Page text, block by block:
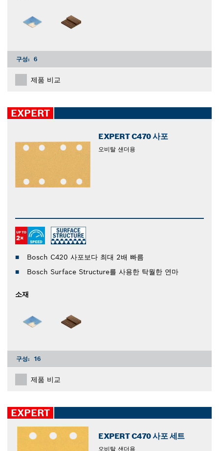
구성: 6
제품 비교
EXPERT
EXPERT C470 사포
오비탈 샌더용
Bosch C420 사포보다 최대 2배 빠름
Bosch Surface Structure를 사용한 탁월한 연마
소재
구성: 16
제품 비교
EXPERT
EXPERT C470 사포 세트
오비탈 샌더용